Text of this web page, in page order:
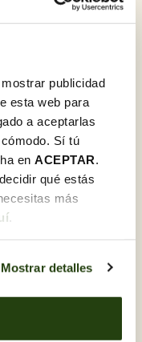
publicidad
esta web para
a aceptarlas
Sí tú
en ACEPTAR
qué estás
más
Mostrar detalles
de compra,
la.